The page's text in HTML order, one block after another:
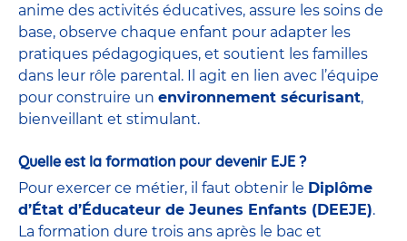
anime des activités éducatives, assure les soins de
base, observe chaque enfant pour adapter les
pratiques pédagogiques, et soutient les familles
dans leur rôle parental. Il agit en lien avec l’équipe
pour construire un environnement sécurisant,
bienveillant et stimulant.
Quelle est la formation pour devenir EJE ?
Pour exercer ce métier, il faut obtenir le Diplôme
d’État d’Éducateur de Jeunes Enfants (DEEJE).
La formation dure trois ans après le bac et